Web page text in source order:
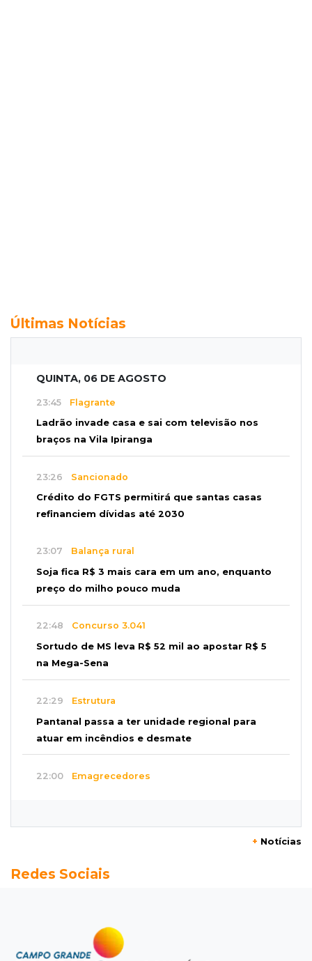
Últimas Notícias
QUINTA, 06 DE AGOSTO
23:45 Flagrante
Ladrão invade casa e sai com televisão nos
braços na Vila Ipiranga
23:26 Sancionado
Crédito do FGTS permitirá que santas casas
refinanciem dívidas até 2030
23:07 Balança rural
Soja fica R$ 3 mais cara em um ano, enquanto
preço do milho pouco muda
22:48 Concurso 3.041
Sortudo de MS leva R$ 52 mil ao apostar R$ 5
na Mega-Sena
22:29 Estrutura
Pantanal passa a ter unidade regional para
atuar em incêndios e desmate
22:00 Emagrecedores
Granizo danifica telhados e plantações
Agregado
Inter perde para o Corinthians mas avança às
+ Notícias
Redes Sociais